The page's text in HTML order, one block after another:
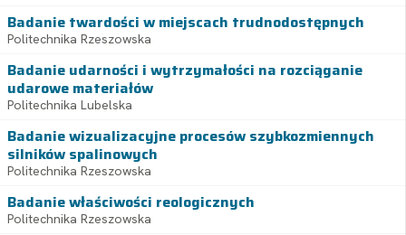
Badanie twardości w miejscach trudnodostępnych
Politechnika Rzeszowska
Badanie udarności i wytrzymałości na rozciąganie
udarowe materiałów
Politechnika Lubelska
Badanie wizualizacyjne procesów szybkozmiennych
silników spalinowych
Politechnika Rzeszowska
Badanie właściwości reologicznych
Politechnika Rzeszowska